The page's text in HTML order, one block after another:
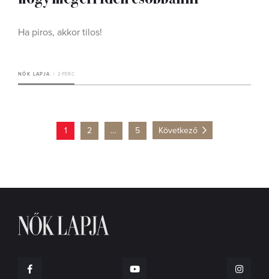
Ha piros, akkor tilos!
NŐK LAPJA 2 PERC
1 2 … 5 Következő